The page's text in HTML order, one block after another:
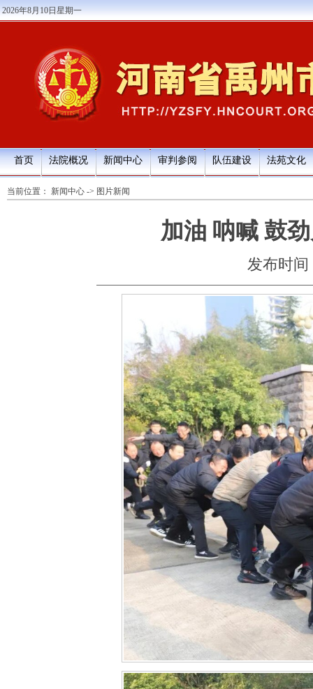
2026年8月10日星期一
首页 法院概况 新闻中心 审判参阅 队伍建设 法苑文化
当前位置： 新闻中心 -> 图片新闻
加油 呐喊 鼓
发布时间